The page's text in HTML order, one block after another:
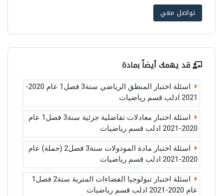
تواصل معي
قد يهمك أيضاً بمادة
اسئلة اختبار المنطق الرياضي سنة3 فصل1 عام 2020-
2021 ادلب قسم رياضيات
اسئلة اختبار معادلات تفاضلية جزئية سنة3 فصل1 عام
2020-2021 ادلب قسم رياضيات
اسئلة اختبار مادة المودولات سنة3 فصل2 (حملة) عام
2020-2021 ادلب قسم رياضيات
اسئلة اختبار تبولوجيا الفضاءات المترية سنة2 فصل1
عام 2020-2021 ادلب قسم رياضيات